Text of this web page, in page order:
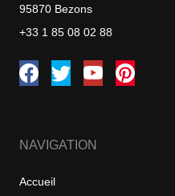
95870 Bezons
+33 1 85 08 02 88
NAVIGATION
Accueil